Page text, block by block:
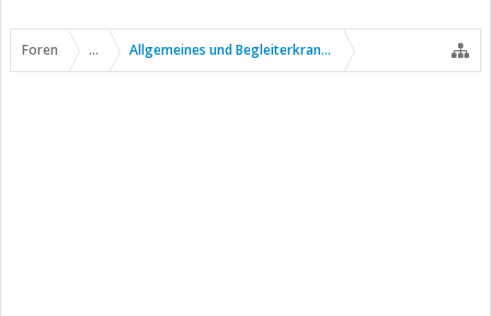
Foren ... Allgemeines und Begleiterkrankungen